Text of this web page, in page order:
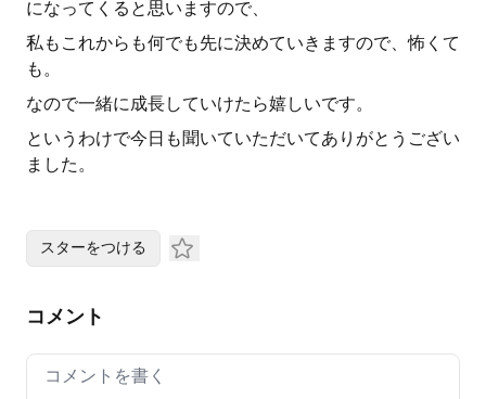
になってくると思いますので、
私もこれからも何でも先に決めていきますので、怖くて
も。
なので一緒に成長していけたら嬉しいです。
というわけで今日も聞いていただいてありがとうござい
ました。
スターをつける
コメント
Your comment